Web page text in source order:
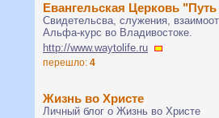
Евангельская Церковь
Свидетельсва, служения,
Альфа-курс во Владивостоке.
http://www.waytolife.ru
перешло: 4
Жизнь во Христе
Личный блог о Жизнь во Христе